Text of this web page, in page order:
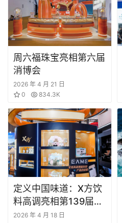
业
圈
融
资
学
院
周六福珠宝亮相第六届
消博会
2026 年 4 月 21 日
0
834.3K
定义中国味道：X方饮
料高调亮相第139届广
交会
2026 年 4 月 18 日